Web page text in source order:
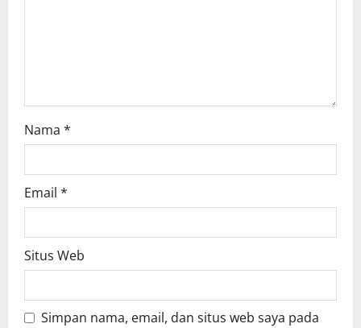
Nama *
Email *
Situs Web
Simpan nama, email, dan situs web saya pada